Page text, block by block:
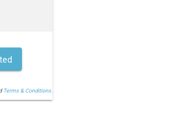
Terms & Conditions.